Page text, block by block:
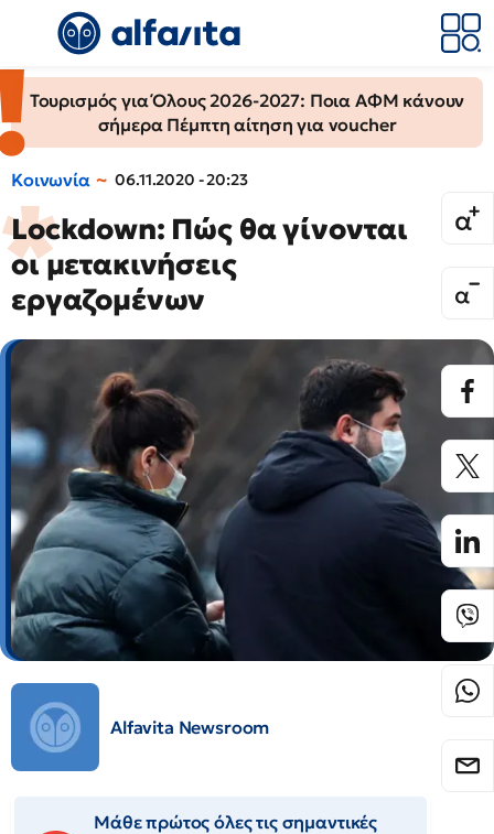
Τουρισμός για Όλους 2026-2027: Ποια ΑΦΜ κάνουν
σήμερα Πέμπτη αίτηση για voucher
Κοινωνία 06.11.2020 - 20:23
Lockdown: Πώς θα γίνονται
οι μετακινήσεις
εργαζομένων
Alfavita Newsroom
Μάθε πρώτος όλες τις σημαντικές